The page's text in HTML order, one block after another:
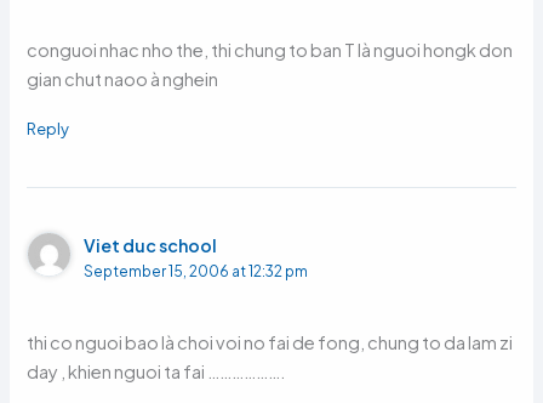
conguoi nhac nho the, thi chung to ban T là nguoi hongk don
gian chut naoo à nghein
Reply
Viet duc school
September 15, 2006 at 12:32 pm
thi co nguoi bao là choi voi no fai de fong, chung to da lam zi
day , khien nguoi ta fai ……………….